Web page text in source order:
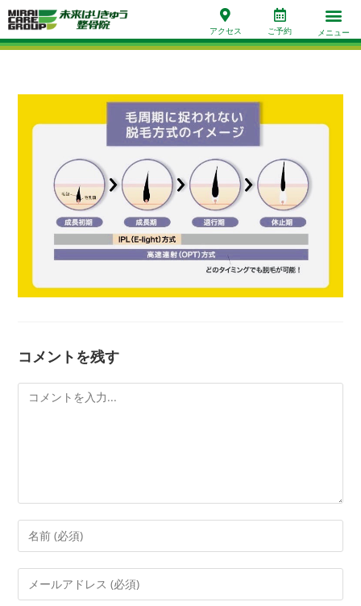
アクセス ご予約 メニュー
コメントを残す